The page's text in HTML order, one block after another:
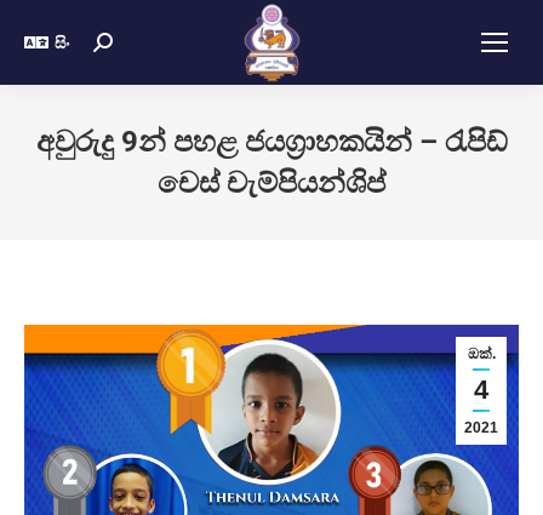
සිං
අවුරුදු 9න් පහළ ජයග්‍රාහකයින් – රැපිඩ්
චෙස් චැම්පියන්ශිප්
ඔක්.
4
2021